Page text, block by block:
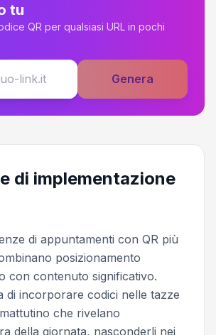
tu
QR per qualsiasi URL in pochi
Genera
di implementazione
di appuntamenti con QR più
posizionamento
con contenuto significativo.
di incorporare codici nelle tazze
che rivelano
della giornata, nasconderli nei